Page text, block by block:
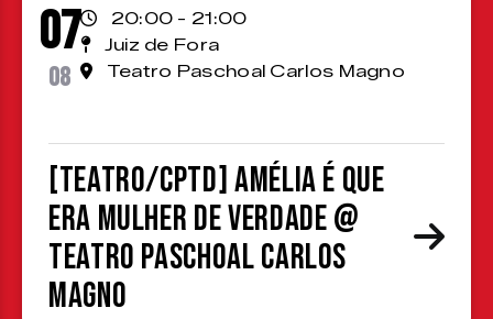
07
08
20:00 - 21:00
Juiz de Fora
Teatro Paschoal Carlos Magno
[TEATRO/CPTD] Amélia é que
era mulher de verdade @
Teatro Paschoal Carlos
Magno